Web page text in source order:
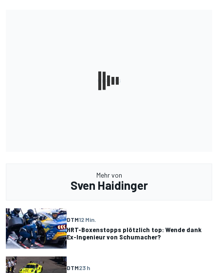
Mehr von
Sven Haidinger
DTM12 Min.
HRT-Boxenstopps plötzlich top: Wende dank
Ex-Ingenieur von Schumacher?
DTM23 h